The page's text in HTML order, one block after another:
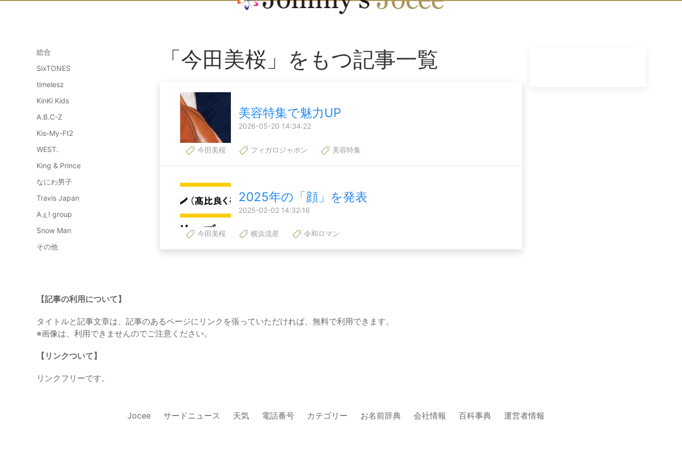
総合
SixTONES
timelesz
KinKi Kids
A.B.C-Z
Kis-My-Ft2
WEST.
King & Prince
なにわ男子
Travis Japan
Aぇ! group
Snow Man
その他
「今田美桜」をもつ記事一覧
美容特集で魅力UP
2026-05-20 14:34:22
今田美桜 フィガロジャポン 美容特集
2025年の「顔」を発表
2025-02-02 14:32:16
今田美桜 横浜流星 令和ロマン
【記事の利用について】
タイトルと記事文章は、記事のあるページにリンクを張っていただければ、無料で利用できます。
※画像は、利用できませんのでご注意ください。
【リンクついて】
リンクフリーです。
Jocee サードニュース 天気 電話番号 カテゴリー お名前辞典 会社情報 百科事典 運営者情報